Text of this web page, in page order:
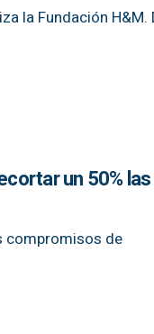
la Fundación H&M.
un 50% las
compromisos de